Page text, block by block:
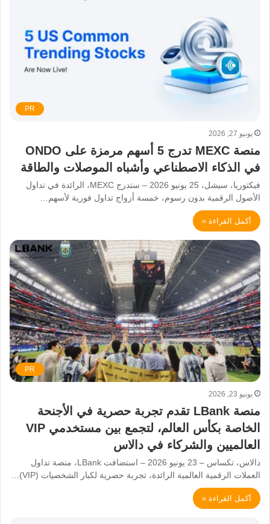
PR
يونيو 27, 2026
منصة MEXC تدرج 5 أسهم مرمزة على ONDO
في الذكاء الاصطناعي وأشباه الموصلات والطاقة
فيكتوريا، سيشل، 25 يونيو 2026 – ستدرج MEXC، الرائدة في تداول
الأصول الرقمية بدون رسوم، خمسة أزواج تداول فورية لأسهم…
أكمل القراءة »
PR
يونيو 23, 2026
منصة LBank تقدم تجربة حصرية في الأجنحة
الخاصة بكأس العالم، لتجمع بين مستخدمي VIP
العالميين والشركاء في دالاس
دالاس، تكساس – 23 يونيو 2026 – استضافت LBank، منصة تداول
العملات الرقمية العالمية الرائدة، تجربة حصرية لكبار الشخصيات (VIP)…
أكمل القراءة »